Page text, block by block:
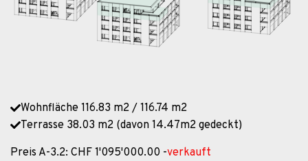
Wohnfläche 116.83 m2 / 116.74 m2
Terrasse 38.03 m2 (davon 14.47m2 gedeckt)
Preis A-3.2: CHF 1'095'000.00 -verkauft